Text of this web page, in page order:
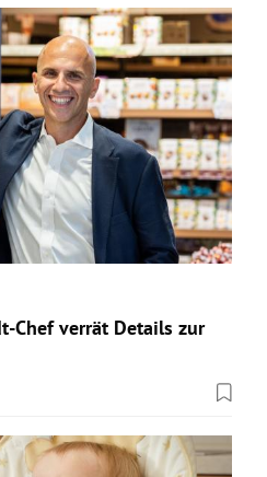
Chef verrät Details zur